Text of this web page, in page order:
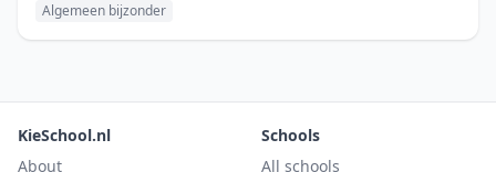
Algemeen bijzonder
KieSchool.nl
About
Schools
All schools